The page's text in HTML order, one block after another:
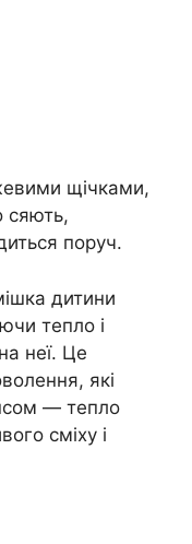
щічками,
сяють,
поруч.
дитини
тепло і
неї. Це
які
— тепло
сміху і